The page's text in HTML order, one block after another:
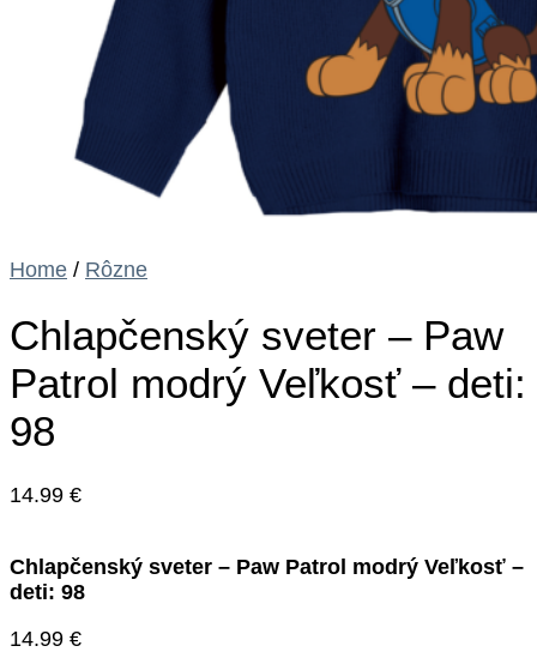
Home / Rôzne
Chlapčenský sveter – Paw
Patrol modrý Veľkosť – deti:
98
14.99 €
Chlapčenský sveter – Paw Patrol modrý Veľkosť –
deti: 98
14.99 €